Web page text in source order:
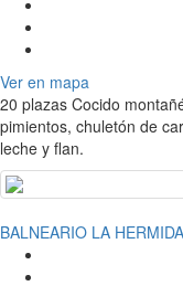
Ver en mapa
20 plazas Cocido
pimientos, chuletón de
leche y flan.
BALNEARIO LA HERMIDA